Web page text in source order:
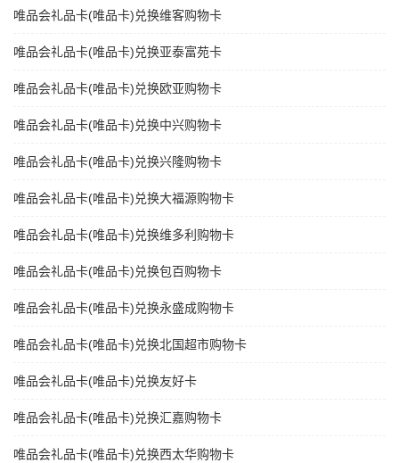
唯品会礼品卡(唯品卡)兑换维客购物卡
唯品会礼品卡(唯品卡)兑换亚泰富苑卡
唯品会礼品卡(唯品卡)兑换欧亚购物卡
唯品会礼品卡(唯品卡)兑换中兴购物卡
唯品会礼品卡(唯品卡)兑换兴隆购物卡
唯品会礼品卡(唯品卡)兑换大福源购物卡
唯品会礼品卡(唯品卡)兑换维多利购物卡
唯品会礼品卡(唯品卡)兑换包百购物卡
唯品会礼品卡(唯品卡)兑换永盛成购物卡
唯品会礼品卡(唯品卡)兑换北国超市购物卡
唯品会礼品卡(唯品卡)兑换友好卡
唯品会礼品卡(唯品卡)兑换汇嘉购物卡
唯品会礼品卡(唯品卡)兑换西太华购物卡